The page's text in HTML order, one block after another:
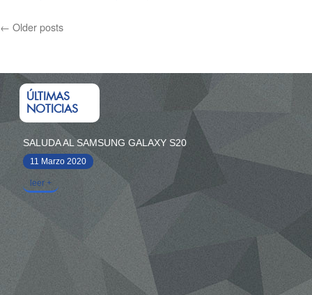
← Older posts
ÚLTIMAS
NOTICIAS
SALUDA AL SAMSUNG GALAXY S20
11 Marzo 2020
leer +